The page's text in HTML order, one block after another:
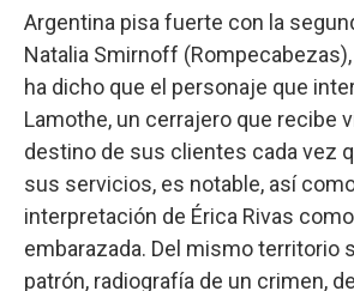
Argentina pisa fuerte con la
Natalia Smirnoff
ha dicho que el personaje que
Lamothe, un cerrajero que recibe
destino de sus clientes cada vez
sus servicios, es notable, así
interpretación de Érica Rivas
embarazada. Del mismo territorio
patrón, radiografía de un crimen,